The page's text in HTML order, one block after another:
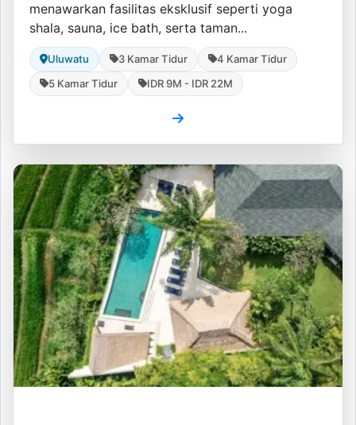
menawarkan fasilitas eksklusif seperti yoga
shala, sauna, ice bath, serta taman...
Uluwatu 3 Kamar Tidur
4 Kamar Tidur
5 Kamar Tidur
IDR 9M - IDR 22M